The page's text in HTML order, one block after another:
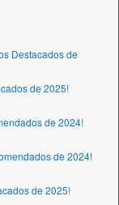
Destacados de
de 2025!
de 2024!
de 2024!
de 2025!